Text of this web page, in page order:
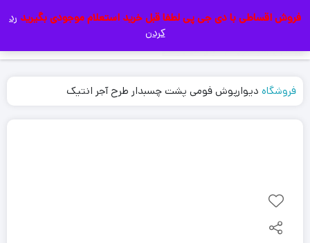
فروش اقساطی با دی جی پی لطفا قبل خرید استعلام موجودی بگیرید رد
کردن
فروشگاه دیوارپوش فومی پشت چسبدار طرح آجر انتیک